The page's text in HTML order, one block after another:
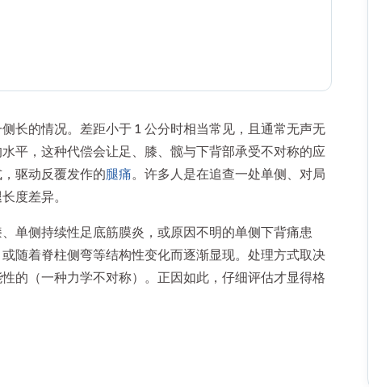
长的情况。差距小于 1 公分时相当常见，且通常无声无
平，这种代偿会让足、膝、髋与下背部承受不对称的应
驱动反覆发作的腿痛。许多人是在追查一处单侧、对局
度差异。
单侧持续性足底筋膜炎，或原因不明的单侧下背痛患
随着脊柱侧弯等结构性变化而逐渐显现。处理方式取决
的（一种力学不对称）。正因如此，仔细评估才显得格